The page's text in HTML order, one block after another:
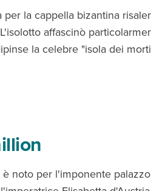
per la cappella bizantina
affascinò
la celebre "isola dei
noto per l'imponente